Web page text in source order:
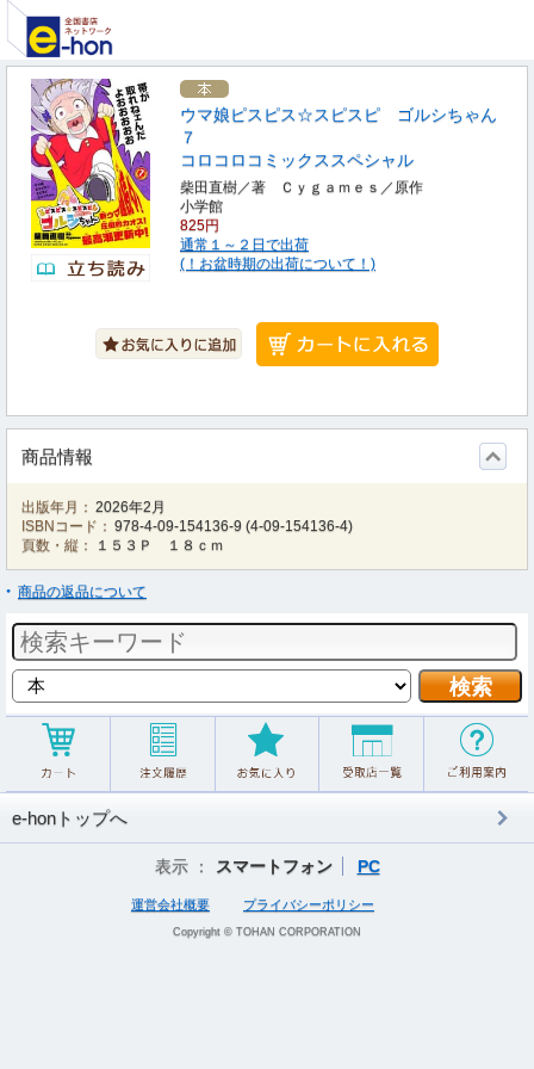
ウマ娘ピスピス☆スピスピ ゴルシちゃん
７
コロコロコミックススペシャル
柴田直樹／著 Ｃｙｇａｍｅｓ／原作
小学館
825円
通常１～２日で出荷
(！お盆時期の出荷について！)
商品情報
出版年月： 2026年2月
ISBNコード： 978-4-09-154136-9 (4-09-154136-4)
頁数・縦：
１５３Ｐ １８ｃｍ
商品の返品について
e-honトップへ
表示 ： スマートフォン PC
運営会社概要 プライバシーポリシー
Copyright © TOHAN CORPORATION